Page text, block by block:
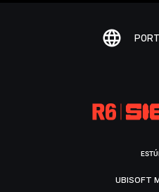
UBISOFT